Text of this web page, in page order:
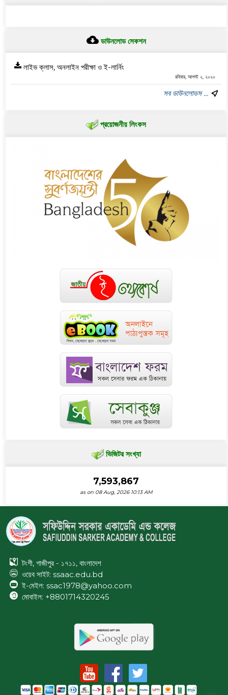
ডাউনলোড সেকশন
লাইভ ক্লাস, অনলাইন পরীক্ষা ও ই-লার্নিং
রবিবার, আগস্ট ২, ২০২০
সব ডাউনলোডস ...
প্রয়োজনীয় লিংকস
ভিজিটর সংখ্যা
7,593,867
as on 08 Aug, 2026 10:13 AM
টংগী, গাজীপুর - ১৭১১, বাংলাদেশ
ওয়েব সাইট: ssaac.edu.bd
ই-মেইল: ssac1978@yahoo.com
মোবাইল: +8801714320245